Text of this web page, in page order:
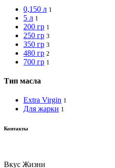
0,150 л 1
5 л 1
200 гр 1
250 гр 3
350 гр 3
480 гр 2
700 гр 1
Тип масла
Extra Virgin 1
Для жарки 1
Контакты
Вкус Жизни